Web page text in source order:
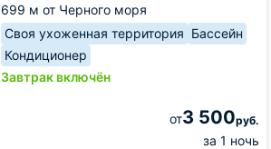
699 м от Черного моря
Своя ухоженная территория Бассейн
Кондиционер
Завтрак включён
от3 500руб.
за 1 ночь